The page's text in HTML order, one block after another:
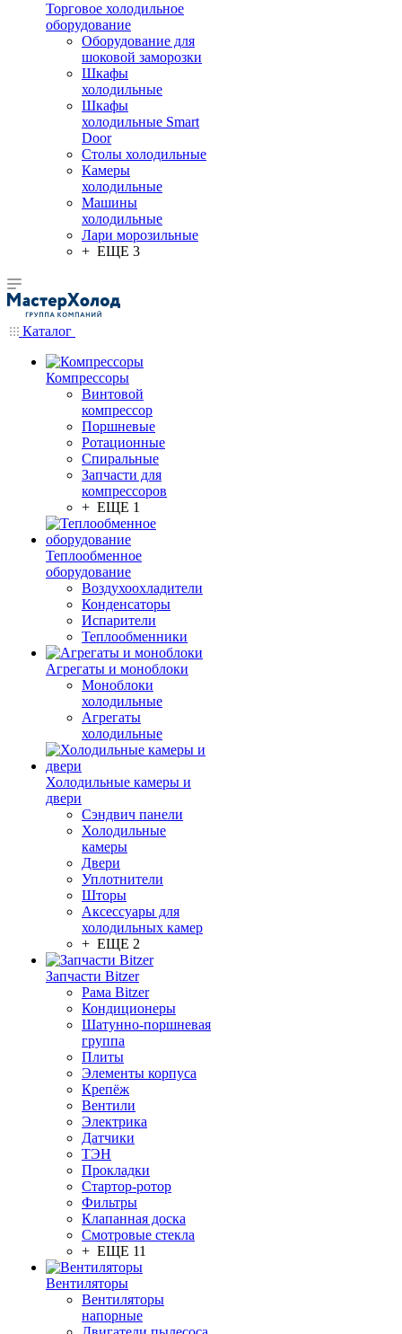
Торговое холодильное
оборудование
Оборудование для
шоковой заморозки
Шкафы
холодильные
Шкафы
холодильные Smart
Door
Столы холодильные
Камеры
холодильные
Машины
холодильные
Лари морозильные
+ ЕЩЕ 3
Каталог
Компрессоры
Винтовой
компрессор
Поршневые
Ротационные
Спиральные
Запчасти для
компрессоров
+ ЕЩЕ 1
Теплообменное
оборудование
Воздухоохладители
Конденсаторы
Испарители
Теплообменники
Агрегаты и моноблоки
Моноблоки
холодильные
Агрегаты
холодильные
Холодильные камеры и
двери
Сэндвич панели
Холодильные
камеры
Двери
Уплотнители
Шторы
Аксессуары для
холодильных камер
+ ЕЩЕ 2
Запчасти Bitzer
Рама Bitzer
Кондиционеры
Шатунно-поршневая
группа
Плиты
Элементы корпуса
Крепёж
Вентили
Электрика
Датчики
ТЭН
Прокладки
Стартор-ротор
Фильтры
Клапанная доска
Смотровые стекла
+ ЕЩЕ 11
Вентиляторы
Вентиляторы
напорные